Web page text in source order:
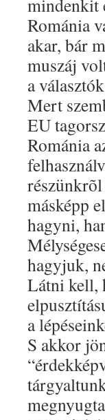
mindenkit
Románia
akar, bár
muszáj
a
Mert
EU
Románia
másképp
hagyni,
hagyjuk,
Látni kell,
a
S akkor